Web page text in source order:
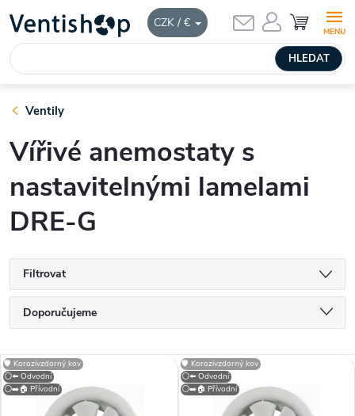
CZK / €
obsah
HLEDAT
NÁKUPNÍ
KOŠÍK
Ventily
Vířivé anemostaty s
nastavitelnými lamelami
DRE-G
Filtrovat
Ř
a
z
Doporučujeme
Nejdražší
Nejprodávanější
V
⚪⬅️ Odvodní
⚪➡️🏠 Přívodní
🛡️ Korozivzdorný kov
⚪⬅️ Odvodní
⚪➡️🏠 Přívodní
🛡️ Korozivzdorný kov